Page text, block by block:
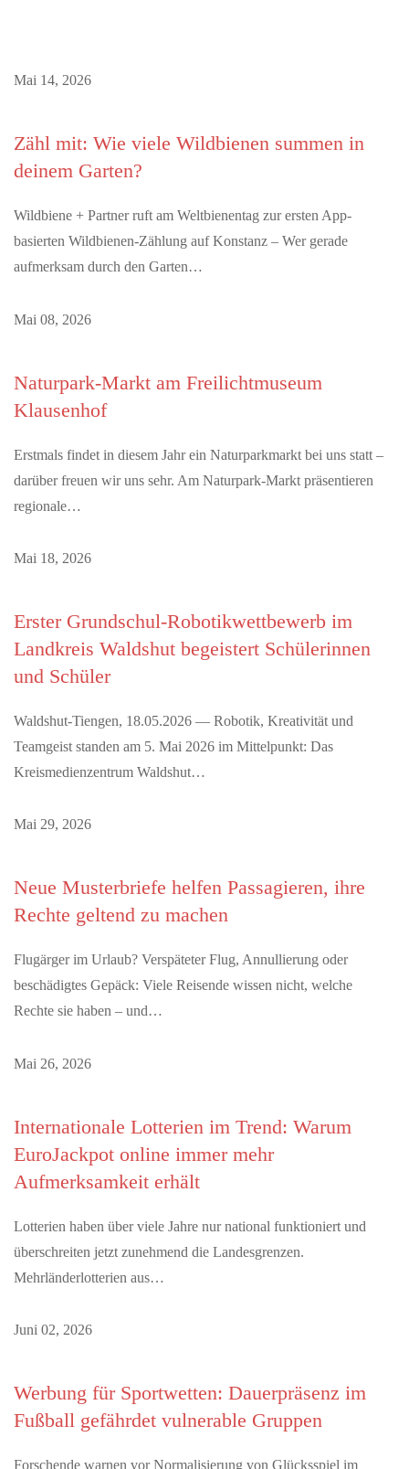
Mai 14, 2026
Zähl mit: Wie viele Wildbienen summen in
deinem Garten?
Wildbiene + Partner ruft am Weltbienentag zur ersten App-
basierten Wildbienen-Zählung auf Konstanz – Wer gerade
aufmerksam durch den Garten…
Mai 08, 2026
Naturpark-Markt am Freilichtmuseum
Klausenhof
Erstmals findet in diesem Jahr ein Naturparkmarkt bei uns statt –
darüber freuen wir uns sehr. Am Naturpark-Markt präsentieren
regionale…
Mai 18, 2026
Erster Grundschul-Robotikwettbewerb im
Landkreis Waldshut begeistert Schülerinnen
und Schüler
Waldshut-Tiengen, 18.05.2026 — Robotik, Kreativität und
Teamgeist standen am 5. Mai 2026 im Mittelpunkt: Das
Kreismedienzentrum Waldshut…
Mai 29, 2026
Neue Musterbriefe helfen Passagieren, ihre
Rechte geltend zu machen
Flugärger im Urlaub? Verspäteter Flug, Annullierung oder
beschädigtes Gepäck: Viele Reisende wissen nicht, welche
Rechte sie haben – und…
Mai 26, 2026
Internationale Lotterien im Trend: Warum
EuroJackpot online immer mehr
Aufmerksamkeit erhält
Lotterien haben über viele Jahre nur national funktioniert und
überschreiten jetzt zunehmend die Landesgrenzen.
Mehrländerlotterien aus…
Juni 02, 2026
Werbung für Sportwetten: Dauerpräsenz im
Fußball gefährdet vulnerable Gruppen
Forschende warnen vor Normalisierung von Glücksspiel im